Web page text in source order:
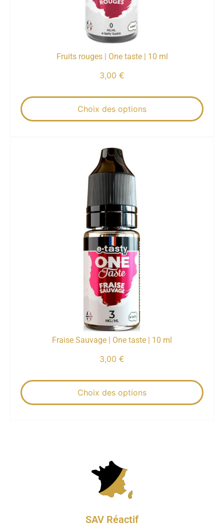
Fruits rouges | One taste | 10 ml
3,00 €
Choix des options
Fraise Sauvage | One taste | 10 ml
3,00 €
Choix des options
SAV Réactif